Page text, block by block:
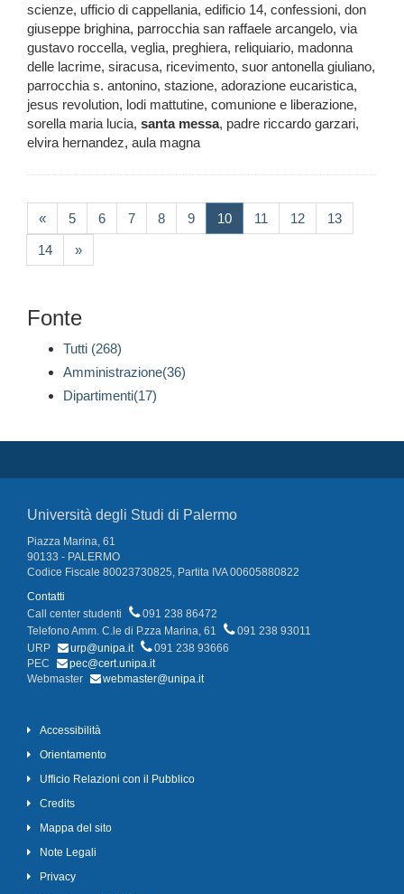
scienze, ufficio di cappellania, edificio 14, confessioni, don
giuseppe brighina, parrocchia san raffaele arcangelo, via
gustavo roccella, veglia, preghiera, reliquiario, madonna
delle lacrime, siracusa, ricevimento, suor antonella giuliano,
parrocchia s. antonino, stazione, adorazione eucaristica,
jesus revolution, lodi mattutine, comunione e liberazione,
sorella maria lucia, santa messa, padre riccardo garzari,
elvira hernandez, aula magna
« 5 6 7 8 9 10(current)
11 12 13
14 »
Fonte
Tutti (268)
Amministrazione(36)
Dipartimenti(17)
Università degli Studi di Palermo
Piazza Marina, 61
90133 - PALERMO
Codice Fiscale 80023730825, Partita IVA 00605880822
Contatti
Call center studenti
091 238 86472
Telefono Amm. C.le di P.zza Marina, 61
091 238 93011
URP
urp@unipa.it
091 238 93666
PEC
pec@cert.unipa.it
Webmaster
webmaster@unipa.it
Accessibilità
Orientamento
Ufficio Relazioni con il Pubblico
Credits
Mappa del sito
Note Legali
Privacy